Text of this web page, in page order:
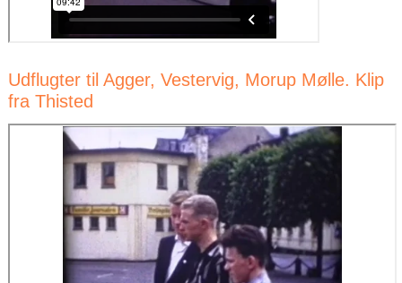
Udflugter til Agger, Vestervig, Morup Mølle. Klip
fra Thisted